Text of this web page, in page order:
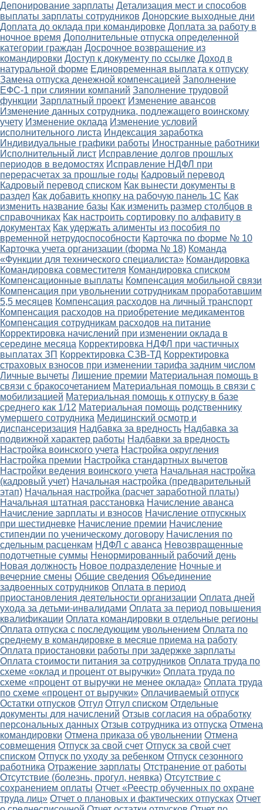
Депонирование зарплаты Детализация мест и способов
выплаты зарплаты сотрудников Донорские выходные дни
Доплата до оклада при командировке Доплата за работу в
ночное время Дополнительные отпуска определенной
категории граждан Досрочное возвращение из
командировки Доступ к документу по ссылке Доход в
натуральной форме Единовременная выплата к отпуску
Замена отпуска денежной компенсацией Заполнение
ЕФС-1 при слиянии компаний Заполнение трудовой
функции Зарплатный проект Изменение авансов
Изменение данных сотрудника, подлежащего воинскому
учету Изменение оклада Изменение условий
исполнительного листа Индексация заработка
Индивидуальные графики работы Иностранные работники
Исполнительный лист Исправление долгов прошлых
периодов в ведомостях Исправление НДФЛ при
перерасчетах за прошлые годы Кадровый перевод
Кадровый перевод списком Как вынести документы в
раздел Как добавить кнопку на рабочую панель 1С Как
изменить название базы Как изменить размер столбцов в
справочниках Как настроить сортировку по алфавиту в
документах Как удержать алименты из пособия по
временной нетрудоспособности Карточка по форме № 10
Карточка учета организации (форма № 18) Команда
«Функции для технического специалиста» Командировка
Командировка совместителя Командировка списком
Компенсационные выплаты Компенсация мобильной связи
Компенсация при увольнении сотрудникам проработавшим
5,5 месяцев Компенсация расходов на личный транспорт
Компенсация расходов на приобретение медикаментов
Компенсация сотрудникам расходов на питание
Корректировка начислений при изменении оклада в
середине месяца Корректировка НДФЛ при частичных
выплатах ЗП Корректировка СЗВ-ТД Корректировка
страховых взносов при изменении тарифа задним числом
Личные вычеты Лишение премии Материальная помощь в
связи с бракосочетанием Материальная помощь в связи с
мобилизацией Материальная помощь к отпуску в базе
среднего как 1/12 Материальная помощь родственнику
умершего сотрудника Медицинский осмотр и
диспансеризация Надбавка за вредность Надбавка за
подвижной характер работы Надбавки за вредность
Настройка воинского учета Настройка округления
Настройка премии Настройка стандартных вычетов
Настройки ведения воинского учета Начальная настройка
(кадровый учет) Начальная настройка (предварительный
этап) Начальная настройка (расчет заработной платы)
Начальная штатная расстановка Начисление аванса
Начисление зарплаты и взносов Начисление отпускных
при шестидневке Начисление премии Начисление
стипендии по ученическому договору Начисления по
сдельным расценкам НДФЛ с аванса Невозвращенные
подотчетные суммы Ненормированный рабочий день
Новая должность Новое подразделение Ночные и
вечерние смены Общие сведения Объединение
задвоенных сотрудников Оплата в период
приостановления деятельности организации Оплата дней
ухода за детьми-инвалидами Оплата за период повышения
квалификации Оплата командировки в отдельные регионы
Оплата отпуска с последующим увольнением Оплата по
среднему в командировке в месяце приема на работу
Оплата приостановки работы при задержке зарплаты
Оплата стоимости питания за сотрудников Оплата труда по
схеме «оклад и процент от выручки» Оплата труда по
схеме «процент от выручки не менее оклада» Оплата труда
по схеме «процент от выручки» Оплачиваемый отпуск
Остатки отпусков Отгул Отгул списком Отдельные
документы для начислений Отзыв согласия на обработку
персональных данных Отзыв сотрудника из отпуска Отмена
командировки Отмена приказа об увольнении Отмена
совмещения Отпуск за свой счет Отпуск за свой счет
списком Отпуск по уходу за ребенком Отпуск сезонного
работника Отражение зарплаты Отстранение от работы
Отсутствие (болезнь, прогул, неявка) Отсутствие с
сохранением оплаты Отчет «Реестр обученных по охране
труда лиц» Отчет о плановых и фактических отпусках Отчет